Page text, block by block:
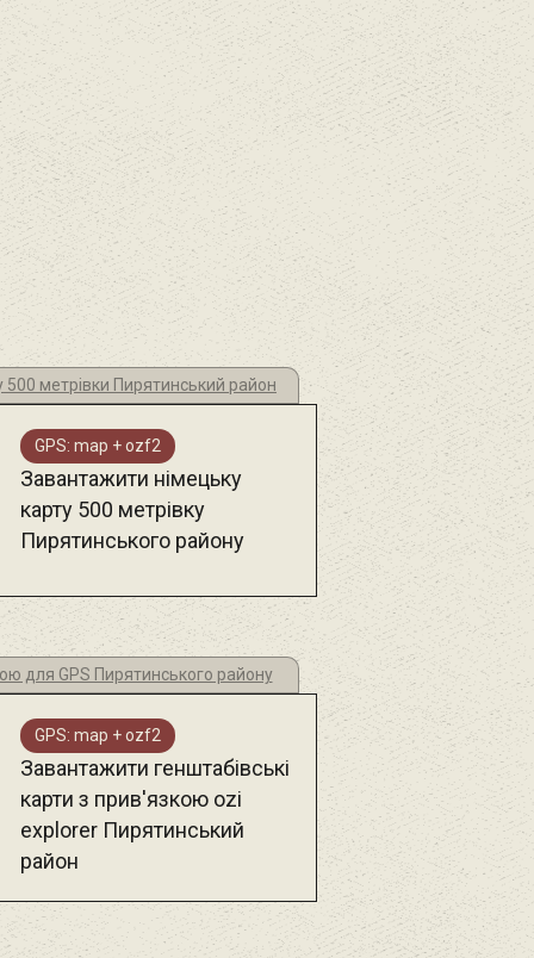
метрівки Пирятинський район
GPS: map + ozf2
Завантажити німецьку
карту 500 метрівку
Пирятинського району
для GPS Пирятинського району
GPS: map + ozf2
Завантажити генштабівські
карти з прив'язкою ozi
explorer Пирятинський
район